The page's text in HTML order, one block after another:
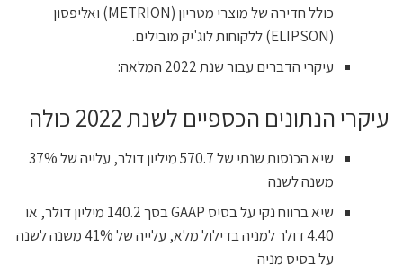
כולל חדירה של מוצרי מטריון (METRION) ואליפסון
(ELIPSON) ללקוחות לוג'יק מובילים.
עיקרי הדברים עבור שנת 2022 המלאה:
עיקרי הנתונים הכספיים לשנת 2022 כולה
שיא הכנסות שנתי של 570.7 מיליון דולר, עלייה של 37%
משנה לשנה
שיא ברווח נקי על בסיס GAAP בסך 140.2 מיליון דולר, או
4.40 דולר למניה בדילול מלא, עלייה של 41% משנה לשנה
על בסיס מניה